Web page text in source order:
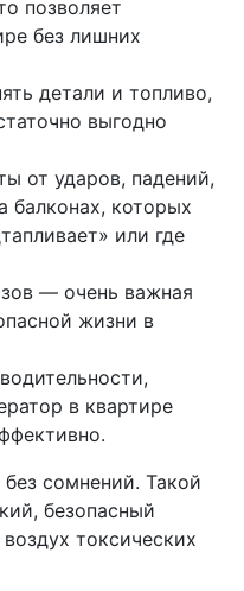
позволяет
без лишних
детали и топливо,
выгодно
от ударов, падений,
балконах, которых
или где
— очень важная
жизни в
в квартире
сомнений. Такой
безопасный
токсических